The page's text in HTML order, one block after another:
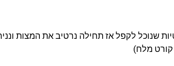
שנוכל לקפל אז תחילה נרטיב את המצות
מלח)